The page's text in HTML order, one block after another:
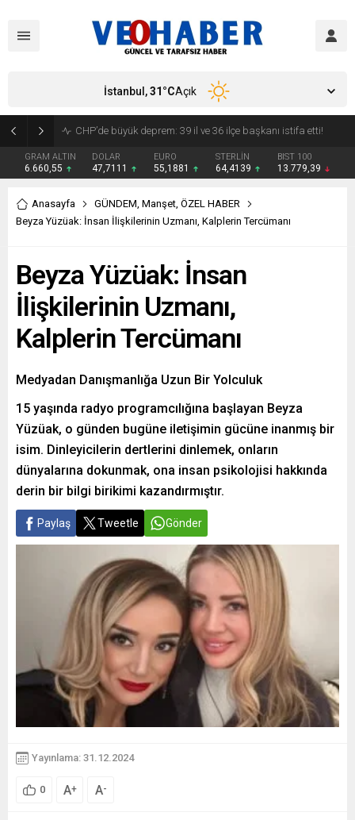
GRAM ALTIN
6.660,55
DOLAR
47,7111
EURO
55,1881
STERLİN
64,4139
BIST 100
13.779,39
İstanbul,31°CAçık
Anasayfa GÜNDEM, Manşet, ÖZEL HABER
Beyza Yüzüak: İnsan İlişkilerinin Uzmanı, Kalplerin Tercümanı
Beyza Yüzüak: İnsan
İlişkilerinin Uzmanı,
Kalplerin Tercümanı
Medyadan Danışmanlığa Uzun Bir Yolculuk
15 yaşında radyo programcılığına başlayan Beyza
Yüzüak, o günden bugüne iletişimin gücüne inanmış bir
isim. Dinleyicilerin dertlerini dinlemek, onların
dünyalarına dokunmak, ona insan psikolojisi hakkında
derin bir bilgi birikimi kazandırmıştır.
Paylaş Tweetle Gönder
Yayınlama: 31.12.2024
0 A+ A-